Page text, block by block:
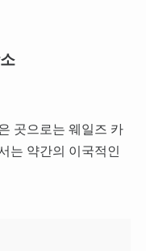
곳으로는 웨일즈 카
는 약간의 이국적인